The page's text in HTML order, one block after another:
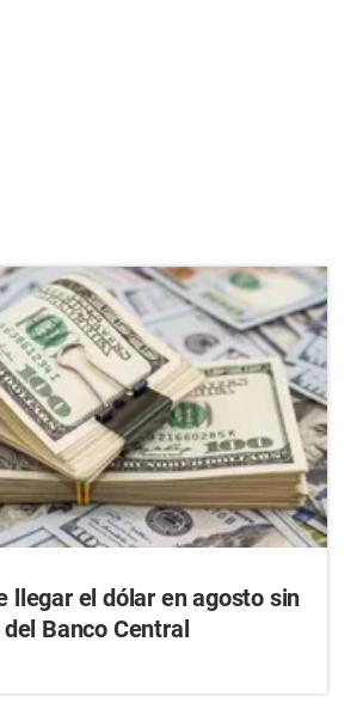
llegar el dólar en agosto sin
Banco Central